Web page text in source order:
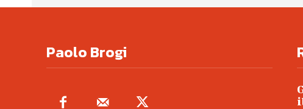
Paolo Brogi